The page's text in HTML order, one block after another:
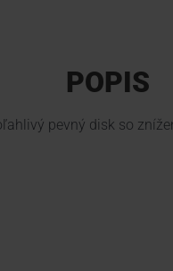
POPIS
pevný disk so